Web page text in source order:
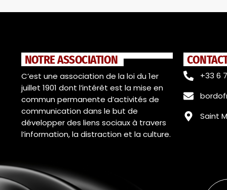
NOTRE ASSOCIATION
C’est une association de la loi du 1er
juillet 1901 dont l’intérêt est la mise en
commun permanente d’activités de
communication dans le but de
développer des liens sociaux à travers
l’information, la distraction et la culture.
+33 6
Saint